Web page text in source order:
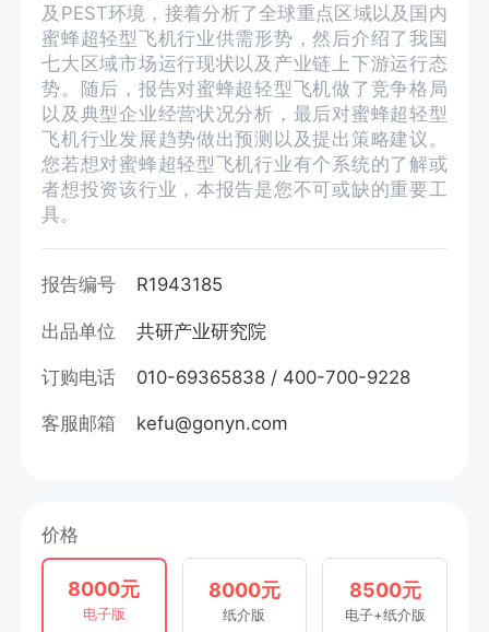
及PEST环境，接着分析了全球重点区域以及国内
蜜蜂超轻型飞机行业供需形势，然后介绍了我国
七大区域市场运行现状以及产业链上下游运行态
势。随后，报告对蜜蜂超轻型飞机做了竞争格局
以及典型企业经营状况分析，最后对蜜蜂超轻型
飞机行业发展趋势做出预测以及提出策略建议。
您若想对蜜蜂超轻型飞机行业有个系统的了解或
者想投资该行业，本报告是您不可或缺的重要工
具。
报告编号 R1943185
出品单位 共研产业研究院
订购电话 010-69365838 / 400-700-9228
客服邮箱 kefu@gonyn.com
价格
8000元
电子版
8000元
纸介版
8500元
电子+纸介版